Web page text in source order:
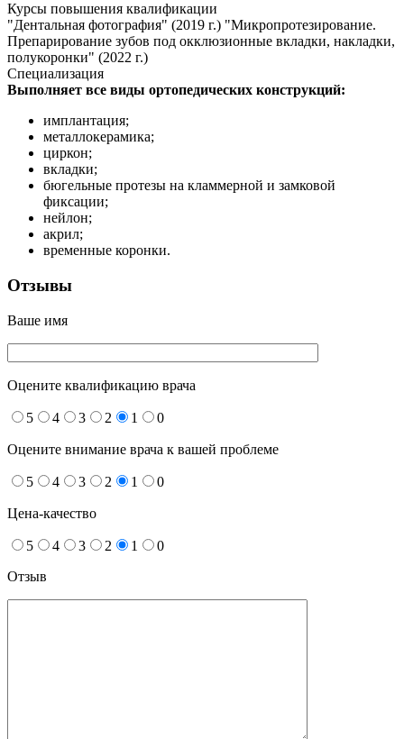
Курсы повышения квалификации
"Дентальная фотография" (2019 г.) "Микропротезирование.
Препарирование зубов под окклюзионные вкладки, накладки,
полукоронки" (2022 г.)
Специализация
Выполняет все виды ортопедических конструкций:
имплантация;
металлокерамика;
циркон;
вкладки;
бюгельные протезы на кламмерной и замковой
фиксации;
нейлон;
акрил;
временные коронки.
Отзывы
Ваше имя
Оцените квалификацию врача
5 4 3 2 1 0
Оцените внимание врача к вашей проблеме
5 4 3 2 1 0
Цена-качество
5 4 3 2 1
0
Отзыв